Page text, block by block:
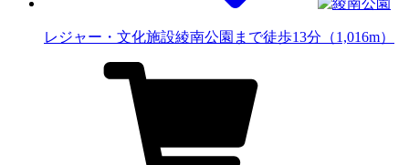
レジャー・文化施設綾南公園まで徒歩13分（1,016m）